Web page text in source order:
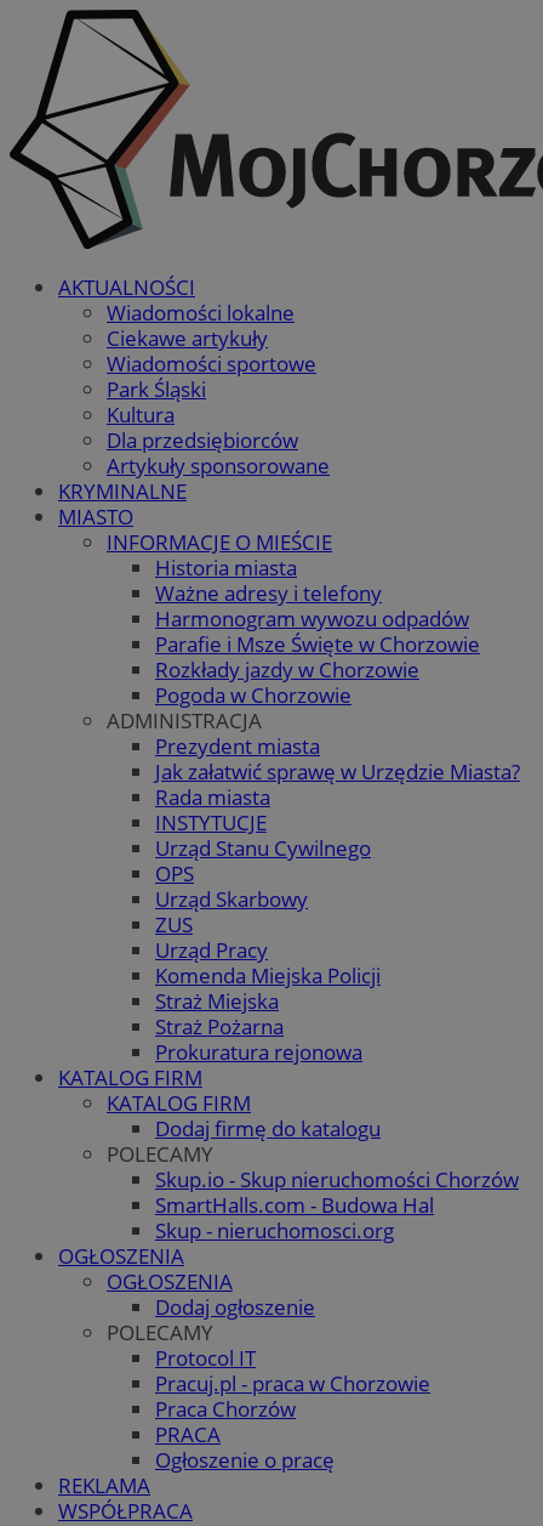
AKTUALNOŚCI
Wiadomości lokalne
Ciekawe artykuły
Wiadomości sportowe
Park Śląski
Kultura
Dla przedsiębiorców
Artykuły sponsorowane
KRYMINALNE
MIASTO
INFORMACJE O MIEŚCIE
Historia miasta
Ważne adresy i telefony
Harmonogram wywozu odpadów
Parafie i Msze Święte w Chorzowie
Rozkłady jazdy w Chorzowie
Pogoda w Chorzowie
ADMINISTRACJA
Prezydent miasta
Jak załatwić sprawę w Urzędzie Miasta?
Rada miasta
INSTYTUCJE
Urząd Stanu Cywilnego
OPS
Urząd Skarbowy
ZUS
Urząd Pracy
Komenda Miejska Policji
Straż Miejska
Straż Pożarna
Prokuratura rejonowa
KATALOG FIRM
KATALOG FIRM
Dodaj firmę do katalogu
POLECAMY
Skup.io - Skup nieruchomości Chorzów
SmartHalls.com - Budowa Hal
Skup - nieruchomosci.org
OGŁOSZENIA
OGŁOSZENIA
Dodaj ogłoszenie
POLECAMY
Protocol IT
Pracuj.pl - praca w Chorzowie
Praca Chorzów
PRACA
Ogłoszenie o pracę
REKLAMA
WSPÓŁPRACA